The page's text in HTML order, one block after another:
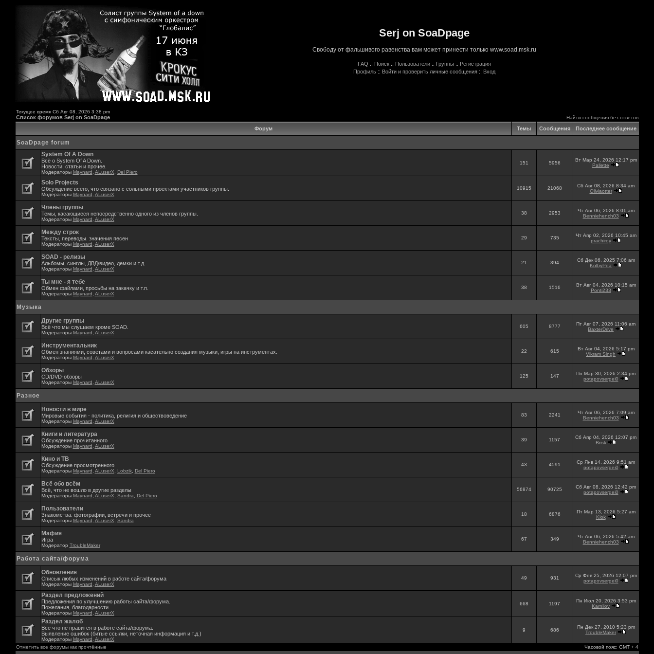
Serj on SoaDpage
Свободу от фальшивого равенства вам может принести только www.soad.msk.ru
FAQ :: Поиск :: Пользователи :: Группы :: Регистрация
Профиль :: Войти и проверить личные сообщения :: Вход
Текущее время Сб Авг 08, 2026 3:38 pm
Список форумов Serj on SoaDpage Найти сообщения без ответов
Форум Темы Сообщения Последнее сообщение
SoaDpage forum
System Of A Down
Всё о System Of A Down.
Новости, статьи и прочее.
Модераторы Maynard ALuserX Del Piero
151 5956
Вт Мар 24, 2026 12:17 pm
Pallette
Solo Projects
Обсуждение всего, что связано с сольными проектами участников группы.
Модераторы Maynard ALuserX
10915 21068
Сб Авг 08, 2026 8:34 am
Oliviaotter
Члены группы
Темы, касающиеся непосредственно одного из членов группы.
Модераторы Maynard ALuserX
38 2953
Чт Авг 06, 2026 8:01 am
Benniehench03
Между строк
Тексты, переводы. значения песен
Модераторы Maynard ALuserX
29 735
Чт Апр 02, 2026 10:45 am
prachiroy
SOAD - релизы
Альбомы, синглы, ДВД/видео, демки и т.д
Модераторы Maynard ALuserX
21 394
Сб Дек 06, 2025 7:06 am
KolbyPea
Ты мне - я тебе
Обмен файлами, просьбы на закачку и т.п.
Модераторы Maynard ALuserX
38 1516
Вт Авг 04, 2026 10:15 am
Ponti233
Музыка
Другие группы
Всё что мы слушаем кроме SOAD.
Модераторы Maynard ALuserX
605 8777
Пт Авг 07, 2026 11:06 am
BaxterDrive
Инструментальник
Обмен знаниями, советами и вопросами касательно создания музыки, игры на инструментах.
Модераторы Maynard ALuserX
22 615
Вт Авг 04, 2026 5:17 pm
Vikram Singh
Обзоры
CD/DVD-обзоры
Модераторы Maynard ALuserX
125 147
Пн Мар 30, 2026 2:34 pm
potapovsergei0
Разное
Новости в мире
Мировые события - политика, религия и обществоведение
Модераторы Maynard ALuserX
83 2241
Чт Авг 06, 2026 7:09 am
Benniehench03
Книги и литература
Обсуждение прочитанного
Модераторы Maynard ALuserX
39 1157
Сб Апр 04, 2026 12:07 pm
Brisk
Кино и ТВ
Обсуждение просмотренного
Модераторы Maynard ALuserX Lobzik, Del Piero
43 4591
Ср Янв 14, 2026 9:51 am
potapovsergei0
Всё обо всём
Всё, что не вошло в другие разделы
Модераторы Maynard ALuserX Sandra Del Piero
56874 90725
Сб Авг 08, 2026 12:42 pm
potapovsergei0
Пользователи
Знакомства. фотографии, встречи и прочее
Модераторы Maynard ALuserX Sandra
18 6876
Пт Мар 13, 2026 5:27 am
Klok
Мафия
Игра
Модератор TroubleMaker
67 349
Чт Авг 06, 2026 5:42 am
Benniehench03
Работа сайта/форума
Обновления
Списык любых изменений в работе сайта/форума
Модераторы Maynard ALuserX
49 931
Ср Фев 25, 2026 12:07 pm
potapovsergei0
Раздел предложений
Предложения по улучшению работы сайта/форума.
Пожелания, благодарности.
Модераторы Maynard ALuserX
668 1197
Пн Июл 20, 2026 3:53 pm
Karnilov
Раздел жалоб
Всё что не нравится в работе сайта/форума.
Выявление ошибок (битые ссылки, неточная информация и т.д.)
Модераторы Maynard ALuserX
9 686
Пн Дек 27, 2010 5:23 pm
TroubleMaker
Отметить все форумы как прочтённые Часовой пояс: GMT + 4